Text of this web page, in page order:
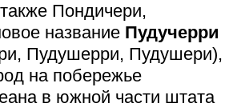
Пондичери,
название Пудучерри
Пудушерри, Пудушери),
на побережье
в южной части штата